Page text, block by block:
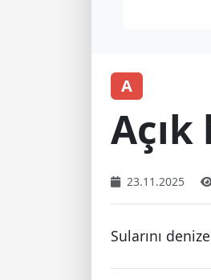
A
Açık
23.11.2025
Sularını